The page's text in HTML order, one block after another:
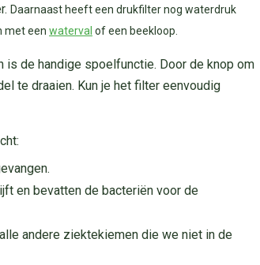
Daarnaast heeft een drukfilter nog waterdruk
met een waterval of een beekloop.
is de handige spoelfunctie. Door de knop om
te draaien. Kun je het filter eenvoudig
en bevatten de bacteriën voor de
andere ziektekiemen die we niet in de